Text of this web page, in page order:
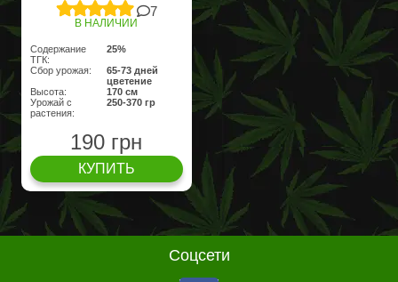
7
В НАЛИЧИИ
Содержание
ТГК:
25%
Сбор урожая:
65-73 дней
цветение
Высота:
170 cм
Урожай с
растения:
250-370 гр
190 грн
КУПИТЬ
Соцсети